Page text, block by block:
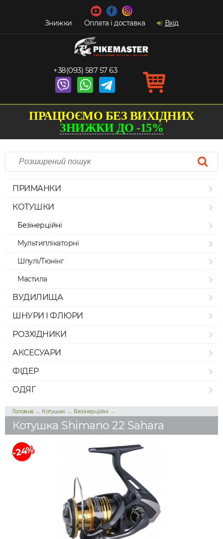
Знижки Оплата і доставка Вхід
+38(093) 587 57 63
ПРАЦЮЄМО БЕЗ ВИХІДНИХ
ЗНИЖКИ ДО -15%
ПРИМАНКИ
КОТУШКИ
Безінерційні
Мультиплікаторні
Шпулі/Тюнінг
Мастила
ВУДИЛИЩА
ШНУРИ І ФЛЮРИ
РОЗХІДНИКИ
АКСЕСУАРИ
ФІДЕР
ОДЯГ
Головна→ Котушки → Безінерційні →
Котушка Shimano 22 Sahara
-24%